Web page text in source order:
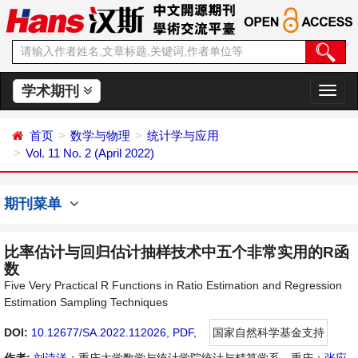
学术期刊
切
换
首页 数学与物理
统计学与应用
Vol. 11 No. 2 (April 2022)
期刊菜单
比率估计与回归估计抽样技术中五个非常实用的R函
数
Five Very Practical R Functions in Ratio Estimation and Regression
Estimation Sampling Techniques
DOI: 10.12677/SA.2022.112026 PDF,
国家自然科学基金支持